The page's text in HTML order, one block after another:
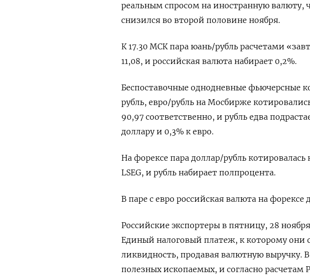
реальным спросом на иностранную валюту,
снизился во второй половине ноября.
К 17.30 МСК пара юань/рубль расчетами
11,08, и российская валюта набирает 0,2%.
Беспоставочные однодневные фьючерсные
рубль, евро/рубль на Мосбирже
90,97 соответственно, и рубль едва
доллару и 0,3% к евро.
На форексе пара доллар/рубль
LSEG, и рубль набирает полпроцента.
В паре с евро российская валюта на
Российские экспортеры в пятницу, 28
Единый налоговый платеж, к которому они
ликвидность, продавая валютную выручку.
полезных ископаемых, и согласно